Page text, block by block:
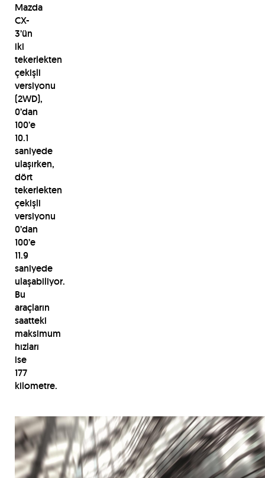
Mazda
CX-
3’ün
iki
tekerlekten
çekişli
versiyonu
(2WD),
0’dan
100’e
10.1
saniyede
ulaşırken,
dört
tekerlekten
çekişli
versiyonu
0’dan
100’e
11.9
saniyede
ulaşabiliyor.
Bu
araçların
saatteki
maksimum
hızları
ise
177
kilometre.